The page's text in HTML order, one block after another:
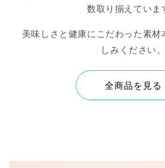
数取り揃えていま
美味しさと健康にこだわった素材
しみください。
全商品を見る